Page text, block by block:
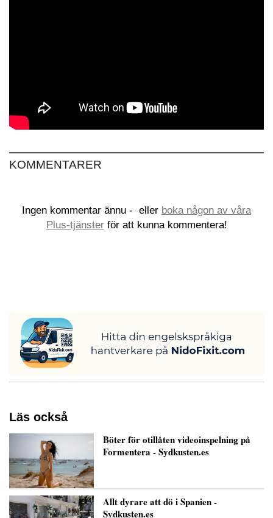
KOMMENTARER
Ingen kommentar ännu - eller boka någon av våra
Plus-tjänsterför att kunna kommentera!